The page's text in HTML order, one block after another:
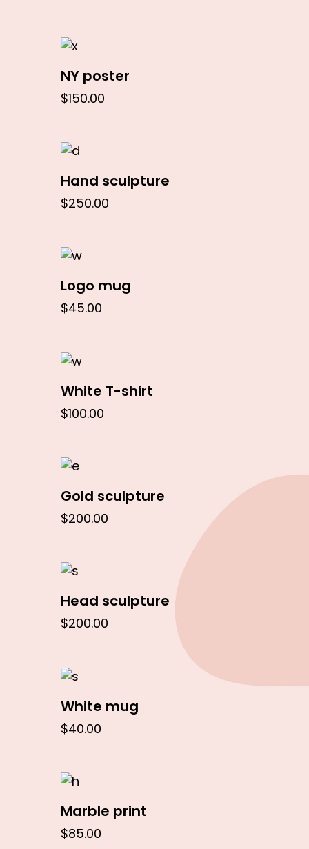
NY poster
$150.00
Hand sculpture
$250.00
Logo mug
$45.00
White T-shirt
$100.00
Gold sculpture
$200.00
In den Warenkorb
Head sculpture
$200.00
White mug
$40.00
Marble print
$85.00